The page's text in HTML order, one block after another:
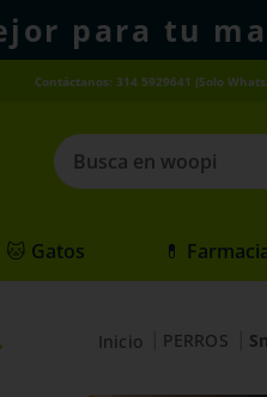
para tu
Contáctanos: 314 5929641 (Solo
Busca en woopi
1
agility gold
nexgard
🐱 Gatos 💊
PERROS